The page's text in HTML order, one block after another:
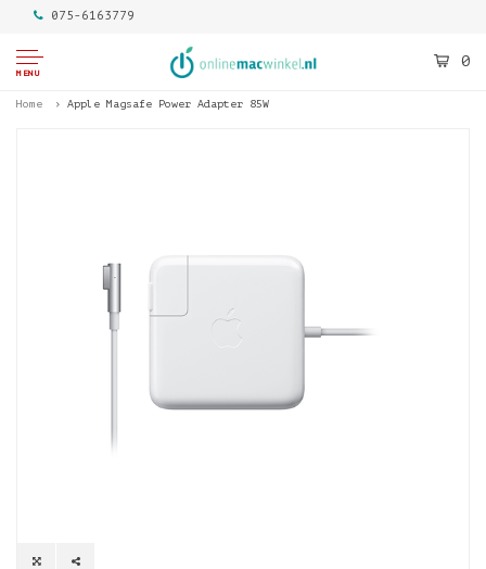
075-6163779
MENU
0
Home Apple Magsafe Power Adapter 85W